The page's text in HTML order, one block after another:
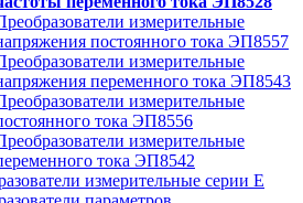
измерительные
постоянного тока ЭП8557
измерительные
переменного тока ЭП8543
измерительные
тока ЭП8556
измерительные
тока ЭП8542
измерительные серии Е